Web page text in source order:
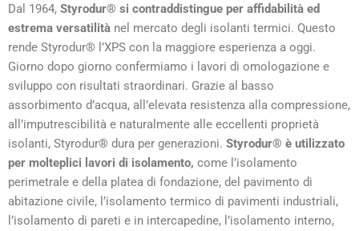
Dal 1964, Styrodur® si contraddistingue per affidabilità ed
estrema versatilità nel mercato degli isolanti termici. Questo
rende Styrodur® l’XPS con la maggiore esperienza a oggi.
Giorno dopo giorno confermiamo i lavori di omologazione e
sviluppo con risultati straordinari. Grazie al basso
assorbimento d’acqua, all’elevata resistenza alla compressione,
all’imputrescibilità e naturalmente alle eccellenti proprietà
isolanti, Styrodur® dura per generazioni. Styrodur® è utilizzato
per molteplici lavori di isolamento, come l’isolamento
perimetrale e della platea di fondazione, del pavimento di
abitazione civile, l’isolamento termico di pavimenti industriali,
l’isolamento di pareti e in intercapedine, l’isolamento interno,